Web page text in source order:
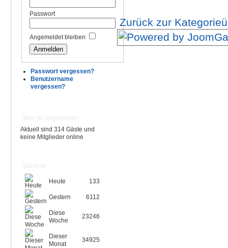
Passwort
Angemeldet bleiben
Passwort vergessen?
Benutzername
vergessen?
Aktuell sind 314 Gäste und
keine Mitglieder online
Heute 133
Gestern 6112
Diese
Woche
23246
Dieser
Monat
34925
Zurück zur